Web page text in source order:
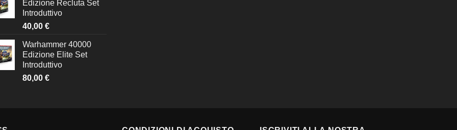
Edizione Recluta Set
Introduttivo
40,00 €
Warhammer 40000
Edizione Elite Set
Introduttivo
80,00 €